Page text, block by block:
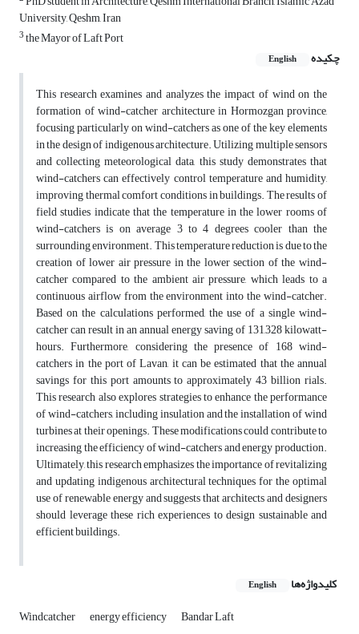
University, Qeshm, Iran
3the Mayor of Laft Port
چکیده
English
This research examines and analyzes the impact of wind on the
formation of wind-catcher architecture in Hormozgan province,
focusing particularly on wind-catchers as one of the key elements
in the design of indigenous architecture. Utilizing multiple sensors
and collecting meteorological data, this study demonstrates that
wind-catchers can effectively control temperature and humidity,
improving thermal comfort conditions in buildings. The results of
field studies indicate that the temperature in the lower rooms of
wind-catchers is on average 3 to 4 degrees cooler than the
surrounding environment. This temperature reduction is due to the
creation of lower air pressure in the lower section of the wind-
catcher compared to the ambient air pressure, which leads to a
continuous airflow from the environment into the wind-catcher.
Based on the calculations performed, the use of a single wind-
catcher can result in an annual energy saving of 131,328 kilowatt-
hours. Furthermore, considering the presence of 168 wind-
catchers in the port of Lavan, it can be estimated that the annual
savings for this port amounts to approximately 43 billion rials.
This research also explores strategies to enhance the performance
of wind-catchers, including insulation and the installation of wind
turbines at their openings. These modifications could contribute to
increasing the efficiency of wind-catchers and energy production.
Ultimately, this research emphasizes the importance of revitalizing
and updating indigenous architectural techniques for the optimal
use of renewable energy and suggests that architects and designers
should leverage these rich experiences to design sustainable and
efficient buildings.
کلیدواژه‌ها English
Windcatcher energy efficiency Bandar Laft